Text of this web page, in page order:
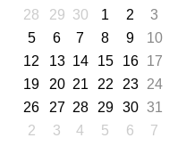
28
29 30 1 2 3
5
6 7 8 9 10
12
13 14 15 16 17
19
20 21 22 23 24
26
27 28 29 30 31
2
3 4 5 6 7